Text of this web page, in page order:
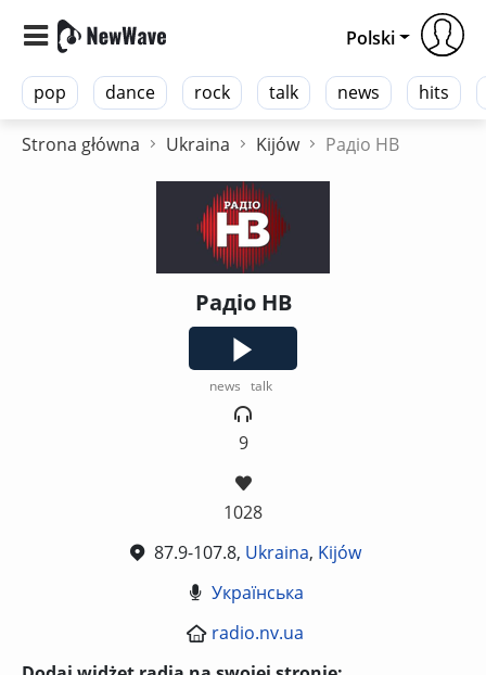
pop dance rock talk news hits
Polski
Strona główna Ukraina Kijów Радіо НВ
Радіо НВ
news talk
9
1028
87.9-107.8, Ukraina, Kijów
Українська
radio.nv.ua